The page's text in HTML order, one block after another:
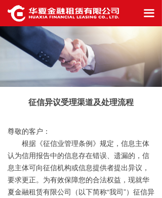
끀
首页
公司概况
信息披露
业务生态
最新资讯
联系我们
征信异议受理渠道及处理流程
尊敬的客户：
根据《征信业管理条例》规定，信息主体
认为信用报告中的信息存在错误、遗漏的，信
息主体可向征信机构或信息提供者提出异议，
要求更正。为有效保障您的合法权益，现就华
夏金融租赁有限公司（以下简称“我司”）征信异